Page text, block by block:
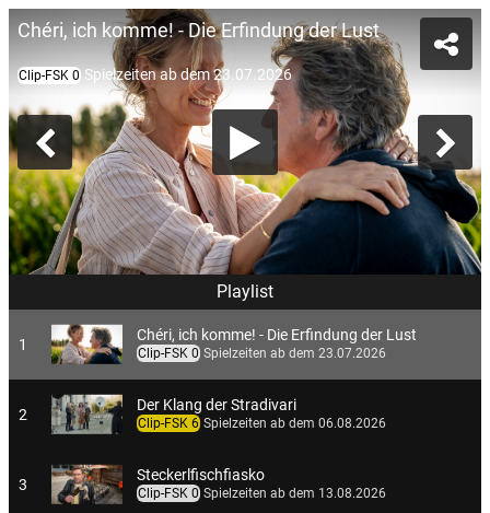
Chéri, ich komme! - Die Erfindung der Lust
Clip-FSK 0 Spielzeiten ab dem 23.07.2026
Playlist
1
Chéri, ich komme! - Die Erfindung der Lust
Clip-FSK 0Spielzeiten ab dem 23.07.2026
2
Der Klang der Stradivari
Clip-FSK 6Spielzeiten ab dem 06.08.2026
3
Steckerlfischfiasko
Clip-FSK 0Spielzeiten ab dem 13.08.2026